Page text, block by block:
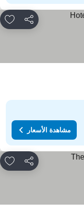
مشاركة
مشاهدة الأسعار
مشاركة